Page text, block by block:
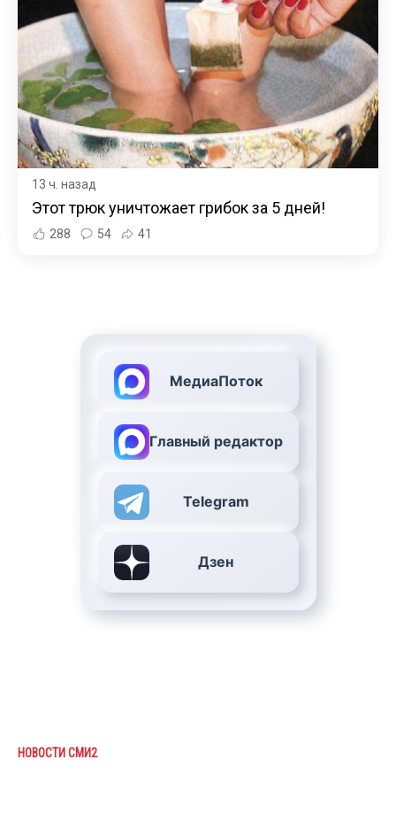
13 ч. назад
Этот трюк уничтожает грибок за 5 дней!
288 54 41
МедиаПоток
Главный редактор
Telegram
Дзен
НОВОСТИ СМИ2